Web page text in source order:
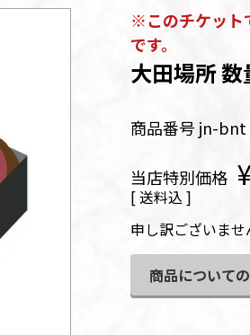
※このチケット
です。
大田場所
商品番号jn-bnt
当店特別価格
送料込
申し訳ございませ
商品について